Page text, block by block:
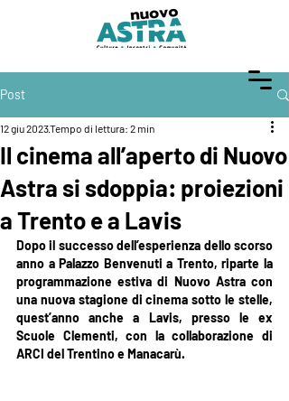
Post
Il cinema all’aperto di Nuovo
Astra si sdoppia: proiezioni
a Trento e a Lavis
12 giu 2023Tempo di lettura: 2 min
Dopo il successo dell’esperienza dello scorso
anno a Palazzo Benvenuti a Trento, riparte la
programmazione estiva di Nuovo Astra con
una nuova stagione di cinema sotto le stelle,
quest’anno anche a Lavis, presso le ex
Scuole Clementi, con la collaborazione di
ARCI del Trentino e Manacarù.